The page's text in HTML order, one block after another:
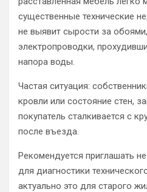
существенные технические
не выявит сырости за
электропроводки,
напора воды.
Частая ситуация:
кровли или состояние стен,
покупатель сталкивается с
после въезда.
Рекомендуется приглашать
для диагностики
актуально это для старого